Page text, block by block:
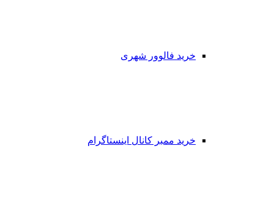
خرید فالوور شهری
خرید ممبر کانال اینستاگرام